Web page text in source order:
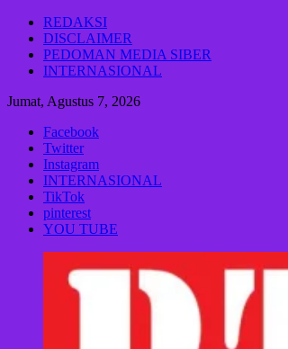
Lompat
konten
REDAKSI
DISCLAIMER
PEDOMAN MEDIA SIBER
INTERNASIONAL
Jumat, Agustus 7, 2026
Facebook
Twitter
Instagram
INTERNASIONAL
TikTok
pinterest
YOU TUBE